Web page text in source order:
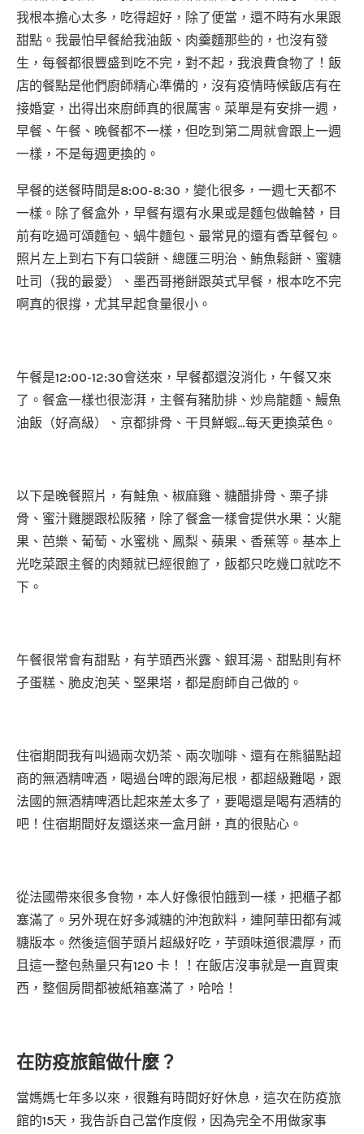
我根本擔心太多，吃得超好，除了便當，還不時有水果跟
甜點。我最怕早餐給我油飯、肉羹麵那些的，也沒有發
生，每餐都很豐盛到吃不完，對不起，我浪費食物了！飯
店的餐點是他們廚師精心準備的，沒有疫情時候飯店有在
接婚宴，出得出來廚師真的很厲害。菜單是有安排一週，
早餐、午餐、晚餐都不一樣，但吃到第二周就會跟上一週
一樣，不是每週更換的。
早餐的送餐時間是8:00-8:30，變化很多，一週七天都不
一樣。除了餐盒外，早餐有還有水果或是麵包做輪替，目
前有吃過可頌麵包、蝸牛麵包、最常見的還有香草餐包。
照片左上到右下有口袋餅、總匯三明治、鮪魚鬆餅、蜜糖
吐司（我的最愛）、墨西哥捲餅跟英式早餐，根本吃不完
啊真的很撐，尤其早起食量很小。
午餐是12:00-12:30會送來，早餐都還沒消化，午餐又來
了。餐盒一樣也很澎湃，主餐有豬肋排、炒烏龍麵、鰻魚
油飯（好高級）、京都排骨、干貝鮮蝦…每天更換菜色。
以下是晚餐照片，有鮭魚、椒麻雞、糖醋排骨、栗子排
骨、蜜汁雞腿跟松阪豬，除了餐盒一樣會提供水果：火龍
果、芭樂、葡萄、水蜜桃、鳳梨、蘋果、香蕉等。基本上
光吃菜跟主餐的肉類就已經很飽了，飯都只吃幾口就吃不
下。
午餐很常會有甜點，有芋頭西米露、銀耳湯、甜點則有杯
子蛋糕、脆皮泡芙、堅果塔，都是廚師自己做的。
住宿期間我有叫過兩次奶茶、兩次咖啡、還有在熊貓點超
商的無酒精啤酒，喝過台啤的跟海尼根，都超級難喝，跟
法國的無酒精啤酒比起來差太多了，要喝還是喝有酒精的
吧！住宿期間好友還送來一盒月餅，真的很貼心。
從法國帶來很多食物，本人好像很怕餓到一樣，把櫃子都
塞滿了。另外現在好多減糖的沖泡飲料，連阿華田都有減
糖版本。然後這個芋頭片超級好吃，芋頭味道很濃厚，而
且這一整包熱量只有120 卡！！在飯店沒事就是一直買東
西，整個房間都被紙箱塞滿了，哈哈！
在防疫旅館做什麼？
當媽媽七年多以來，很難有時間好好休息，這次在防疫旅
館的15天，我告訴自己當作度假，因為完全不用做家事